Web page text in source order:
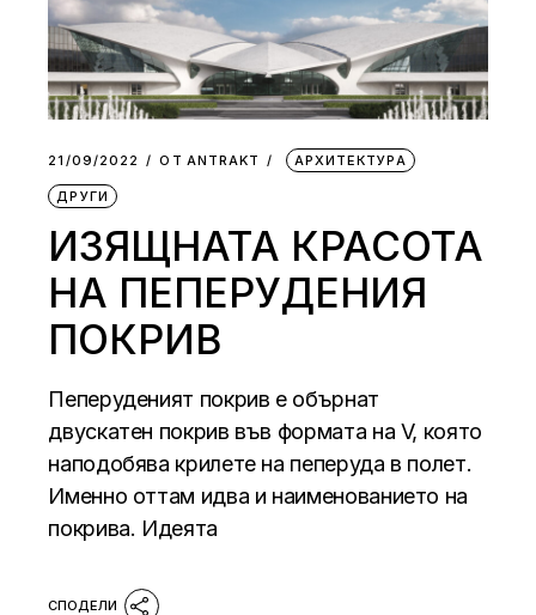
21/09/2022 ОТ АNTRAKT АРХИТЕКТУРА
ДРУГИ
ИЗЯЩНАТА КРАСОТА
НА ПЕПЕРУДЕНИЯ
ПОКРИВ
Пеперуденият покрив е обърнат
двускатен покрив във формата на V, която
наподобява крилете на пеперуда в полет.
Именно оттам идва и наименованието на
покрива. Идеята